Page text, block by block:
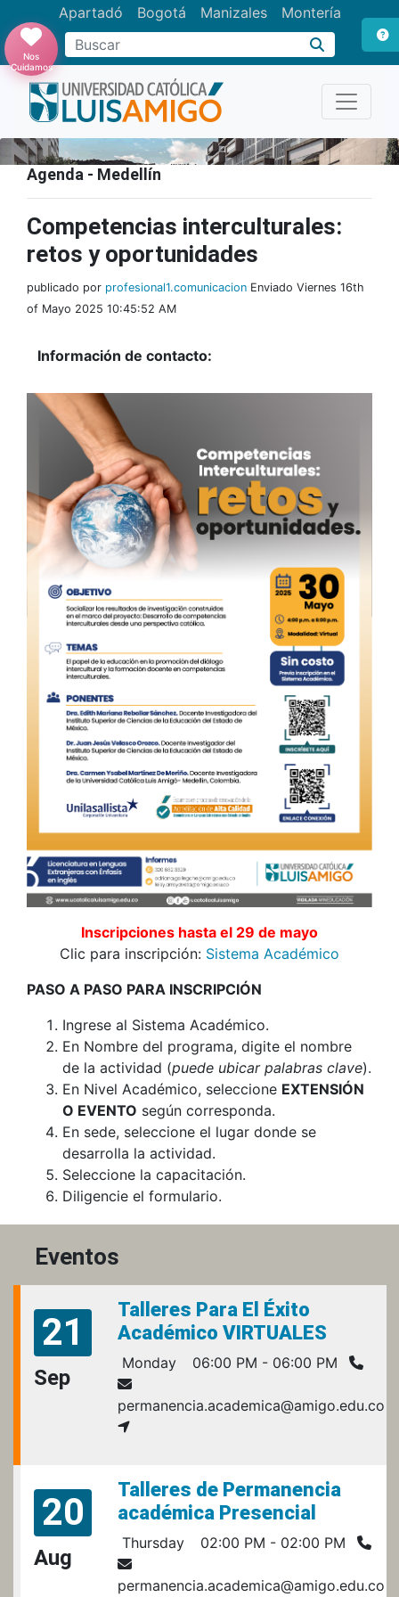
Apartadó Bogotá Manizales Montería
Buscar
Nos
Cuidamos
Agenda - Medellín
Competencias interculturales:
retos y oportunidades
publicado por profesional1.comunicacion Enviado Viernes 16th
of Mayo 2025 10:45:52 AM
Información de contacto:
Inscripciones hasta el 29 de mayo
Clic para inscripción: Sistema Académico
PASO A PASO PARA INSCRIPCIÓN
Ingrese al Sistema Académico.
En Nombre del programa, digite el nombre
de la actividad (puede ubicar palabras clave).
En Nivel Académico, seleccione EXTENSIÓN
O EVENTO según corresponda.
En sede, seleccione el lugar donde se
desarrolla la actividad.
Seleccione la capacitación.
Diligencie el formulario.
Eventos
21
Sep
Talleres Para El Éxito
Académico VIRTUALES
Monday 06:00 PM - 06:00 PM
permanencia.academica@amigo.edu.co
20
Aug
Talleres de Permanencia
académica Presencial
Thursday 02:00 PM - 02:00 PM
permanencia.academica@amigo.edu.co